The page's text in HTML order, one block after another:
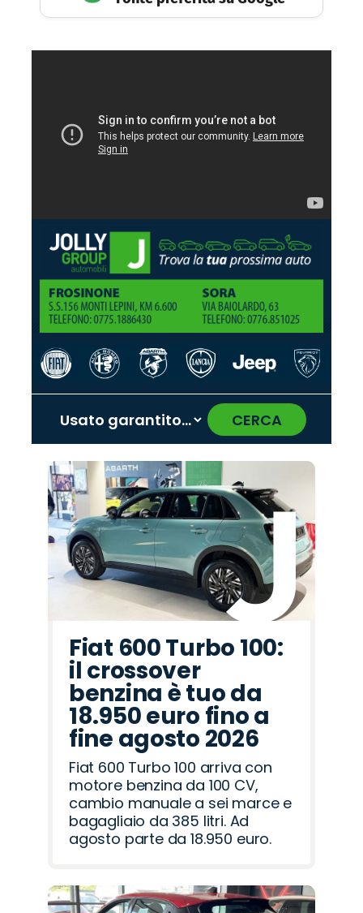
CERCA
Promo
Peugeot
Promo
Seat
Promo
Fiat
Promo
Opel
Promo
Omoda
Promo
Lancia
Promo
Jeep
Promo
Abarth
Promo
Hyundai
Promo
Jaecoo
Promo
Mazda
Promo
Cupra
Promo
Land
Rover
Promo
Citroën
Promo
Alfa
Romeo
‹ ›
Fiat 600 Turbo 100:
il crossover
benzina è tuo da
18.950 euro fino a
fine agosto 2026
Fiat 600 Turbo 100 arriva con
motore benzina da 100 CV,
cambio manuale a sei marce e
bagagliaio da 385 litri. Ad
agosto parte da 18.950 euro.